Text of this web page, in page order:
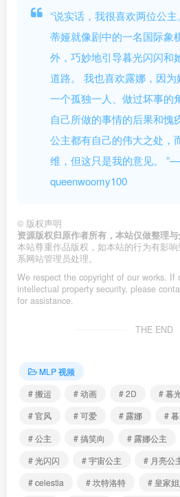
“说实话，我很喜欢两位公
蒂娅就像剧中的一名国际象
外，巧妙地引导暮光闪闪和
道路。 我也喜欢露娜，因
一个孤独一人、做过坏事的
自己所做的事情的后果和愧
公主都有自己的伟大之处，
维，但这只是我的意见
queenwoomy100
© 版权声明
资源版权归原作者所有，本站仅做整理与
本站尊重作品版权，如本站的行为有影
系网站管理员处理。
We respect the copyright of our works. If
intellectual property security, please
for assistance.
THE END
MLP 视频
# 搬运
# 动画 # 2D # 暮
# 官风
# 可爱 # 露娜 #
# 公主
# 搞笑向 # 露娜公主
# 光闪闪
# 宇宙公主 # 月亮公
# celestia
# 坎特洛特 # 皇家